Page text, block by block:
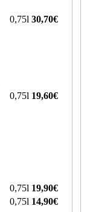
0,75l 30,70€
0,75l 19,60€
0,75l 19,90€
0,75l 14,90€